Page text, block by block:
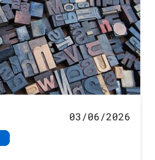
03/06/2026